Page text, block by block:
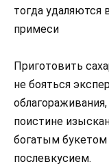
тогда удаляются
примеси
Приготовить
не бояться
поистине
богатым
послевкусием.